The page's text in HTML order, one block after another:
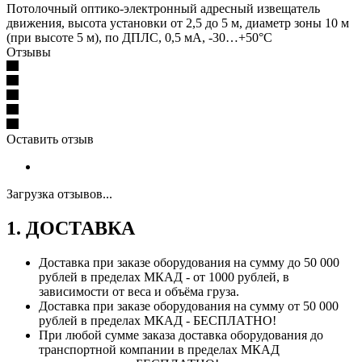
Потолочный оптико-электронный адресный извещатель
движения, высота установки от 2,5 до 5 м, диаметр зоны 10 м
(при высоте 5 м), по ДПЛС, 0,5 мА, -30…+50°С
Отзывы
Оставить отзыв
Загрузка отзывов...
1. ДОСТАВКА
Доставка при заказе оборудования на сумму до 50 000
рублей в пределах МКАД - от 1000 рублей, в
зависимости от веса и объёма груза.
Доставка при заказе оборудования на сумму от 50 000
рублей в пределах МКАД - БЕСПЛАТНО!
При любой сумме заказа доставка оборудования до
транспортной компании в пределах МКАД